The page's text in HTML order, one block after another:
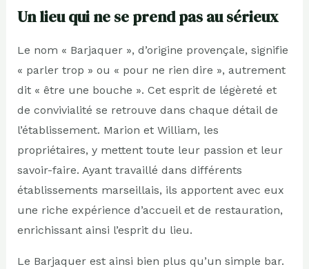
Un lieu qui ne se prend pas au sérieux
Le nom « Barjaquer », d’origine provençale, signifie
« parler trop » ou « pour ne rien dire », autrement
dit « être une bouche ». Cet esprit de légèreté et
de convivialité se retrouve dans chaque détail de
l’établissement. Marion et William, les
propriétaires, y mettent toute leur passion et leur
savoir-faire. Ayant travaillé dans différents
établissements marseillais, ils apportent avec eux
une riche expérience d’accueil et de restauration,
enrichissant ainsi l’esprit du lieu.
Le Barjaquer est ainsi bien plus qu’un simple bar.